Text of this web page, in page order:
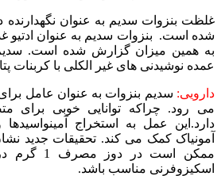
شده است. بنزوات سدیم به عنوان ادتیو
به همین میزان گزارش شده است. سدیم
عمده نوشیدنی های غیر الکلی با کربنات
دارویی: سدیم بنزوات به عنوان عامل
می رود. چراکه توانایی خوبی برای
دارد.این عمل به استخراج
آمونیاک کمک می کند. تحقیقات جدید
ممکن است
اسکیزوفرنی مناسب باشد.